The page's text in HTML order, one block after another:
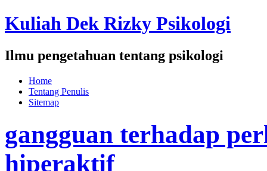
Kuliah Dek Rizky Psikologi
Ilmu pengetahuan tentang psikologi
Home
Tentang Penulis
Sitemap
gangguan terhadap
hiperaktif